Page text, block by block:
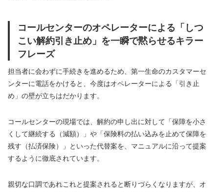
コールセンターのオペレーターによる「しつ
こい解約引き止め」を一瞬で黙らせるキラー
フレーズ
担当者に会わずに手続きを進めるため、第一生命のカスタマーセ
ンターに電話をかけると、今度はオペレーターによる「引き止
め」の壁が立ちはだかります。
コールセンターの現場では、解約の申し出に対して「保障を小さ
くして継続する（減額）」や「保険料の払い込みを止めて保障を
残す（払済保険）」といった代替案を、マニュアルに沿って提案
するように徹底されています。
親切な口調であれこれと提案されると断りづらくなりますが、オ